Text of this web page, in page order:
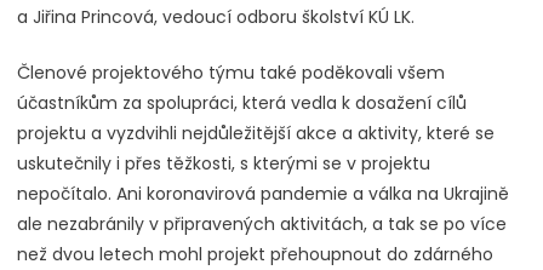
a Jiřina Princová, vedoucí odboru školství KÚ LK.
Členové projektového týmu také poděkovali všem
účastníkům za spolupráci, která vedla k dosažení cílů
projektu a vyzdvihli nejdůležitější akce a aktivity, které se
uskutečnily i přes těžkosti, s kterými se v projektu
nepočítalo. Ani koronavirová pandemie a válka na Ukrajině
ale nezabránily v připravených aktivitách, a tak se po více
než dvou letech mohl projekt přehoupnout do zdárného